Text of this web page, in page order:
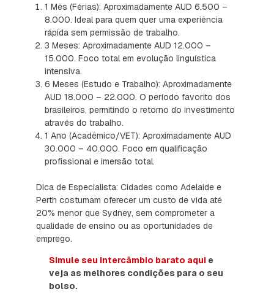
1 Mês (Férias): Aproximadamente AUD 6.500 –
8.000. Ideal para quem quer uma experiência
rápida sem permissão de trabalho.
3 Meses: Aproximadamente AUD 12.000 –
15.000. Foco total em evolução linguística
intensiva.
6 Meses (Estudo e Trabalho): Aproximadamente
AUD 18.000 – 22.000. O período favorito dos
brasileiros, permitindo o retorno do investimento
através do trabalho.
1 Ano (Acadêmico/VET): Aproximadamente AUD
30.000 – 40.000. Foco em qualificação
profissional e imersão total.
Dica de Especialista: Cidades como Adelaide e
Perth costumam oferecer um custo de vida até
20% menor que Sydney, sem comprometer a
qualidade de ensino ou as oportunidades de
emprego.
Simule seu intercâmbio barato aqui e
veja as melhores condições para o seu
bolso.